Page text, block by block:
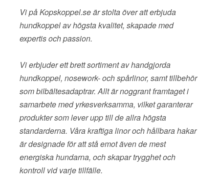
Vi på Kopskoppel.se är stolta över att erbjuda
hundkoppel av högsta kvalitet, skapade med
expertis och passion.
Vi erbjuder ett brett sortiment av handgjorda
hundkoppel, nosework- och spårlinor, samt tillbehör
som bilbältesadaptrar. Allt är noggrant framtaget i
samarbete med yrkesverksamma, vilket garanterar
produkter som lever upp till de allra högsta
standarderna. Våra kraftiga linor och hållbara hakar
är designade för att stå emot även de mest
energiska hundarna, och skapar trygghet och
kontroll vid varje tillfälle.